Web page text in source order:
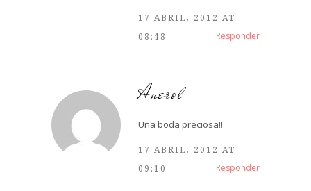
17 ABRIL, 2012 AT
08:48
Responder
Anerol
Una boda preciosa!!
17 ABRIL, 2012 AT
09:10
Responder